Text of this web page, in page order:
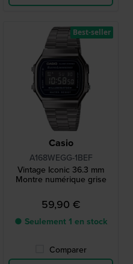
Casio
A168WEGG-1BEF
Vintage Iconic 36.3 mm
Montre numérique grise
59,90 €
● Seulement 1 en stock
Comparer
Best-seller